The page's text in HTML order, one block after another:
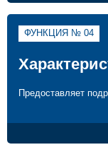
ФУНКЦИЯ № 04
Предоставляет